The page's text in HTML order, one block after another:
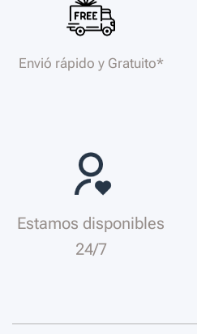
Envió rápido y Gratuito*
Estamos disponibles
24/7